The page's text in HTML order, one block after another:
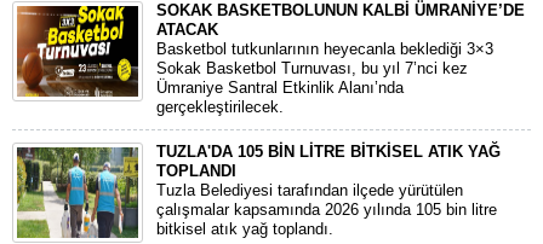
SOKAK BASKETBOLUNUN KALBİ ÜMRANİYE’DE
ATACAK
Basketbol tutkunlarının heyecanla beklediği 3×3
Sokak Basketbol Turnuvası, bu yıl 7’nci kez
Ümraniye Santral Etkinlik Alanı’nda
gerçekleştirilecek.
TUZLA'DA 105 BİN LİTRE BİTKİSEL ATIK YAĞ
TOPLANDI
Tuzla Belediyesi tarafından ilçede yürütülen
çalışmalar kapsamında 2026 yılında 105 bin litre
bitkisel atık yağ toplandı.